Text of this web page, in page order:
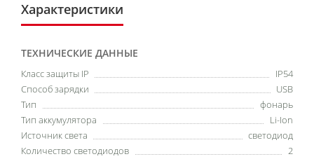
Характеристики
ТЕХНИЧЕСКИЕ ДАННЫЕ
Класс защиты IP
IP54
Способ зарядки
USB
Тип
фонарь
Тип аккумулятора
Li-Ion
Источник света
светодиод
Количество светодиодов
2